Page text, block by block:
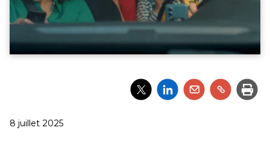
Partager
l'article
Partager
l'article
Partager
l'article
Partager
l'article
Publié
8 juillet 2025